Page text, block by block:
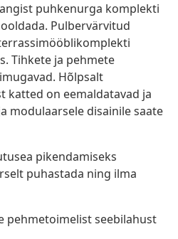
puhkenurga komplekti
Pulbervärvitud
Tihkete ja pehmete
Hõlpsalt
katted on eemaldatavad ja
modulaarsele disainile saate
pikendamiseks
puhastada ning ilma
pehmetoimelist seebilahust